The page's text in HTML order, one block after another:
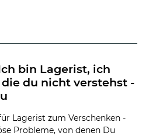
bin Lagerist, ich
du nicht verstehst -
Lagerist zum Verschenken -
Probleme, von denen Du